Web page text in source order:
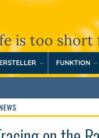
is too short
FUNKTION
NEWS